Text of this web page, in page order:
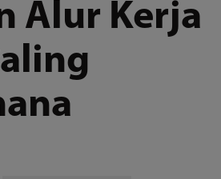
Alur Kerja